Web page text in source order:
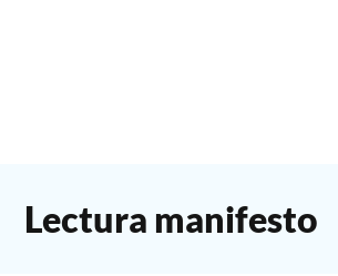
Lectura manifesto